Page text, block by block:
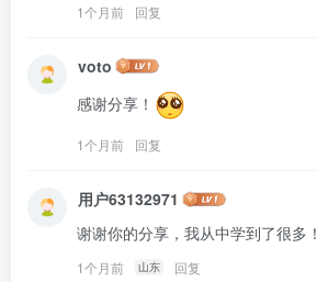
1个月前 回复
voto
感谢分享！
1个月前 回复
用户63132971
谢谢你的分享，我从中学到了很多！
1个月前 山东 回复